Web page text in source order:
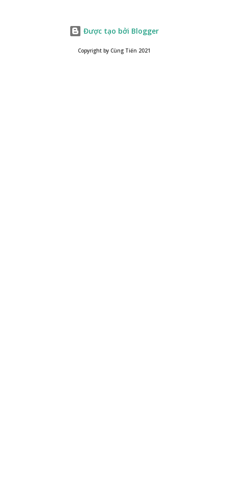
Được tạo bởi Blogger
Copyright by Cùng Tiến 2021